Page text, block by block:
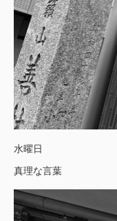
水曜日
真理な言葉